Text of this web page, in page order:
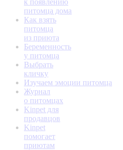
к появлению
питомца дома
Как взять
питомца
из приюта
Беременность
у питомца
Выбрать
кличку
Изучаем эмоции питомца
Журнал
о питомцах
Kinpet для
продавцов
Kinpet
помогает
приютам